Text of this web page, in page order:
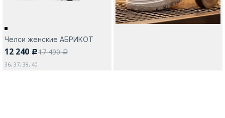
Да, все верно
Челси женские АБРИКОТ
12 240 c17 490a
36, 37, 38, 40